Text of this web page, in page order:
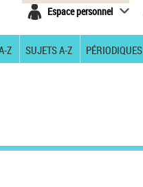
Espace personnel
Z SUJETS A-Z PÉRIODIQUES